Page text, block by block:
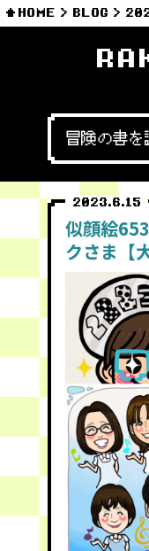
HOME BLOG
冒険の書を
2023.6.15
似顔絵
クさま【